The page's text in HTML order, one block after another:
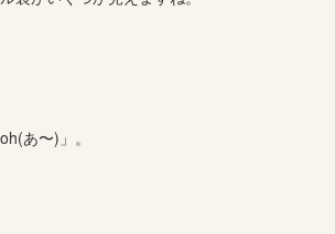
あ〜)」。